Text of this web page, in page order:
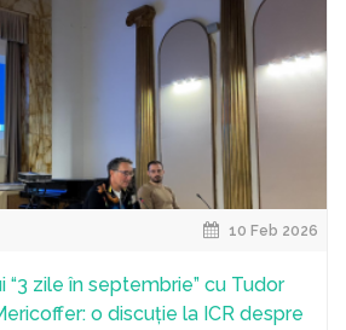
10 Feb 2026
“3 zile în septembrie” cu Tudor
o discuție la ICR despre